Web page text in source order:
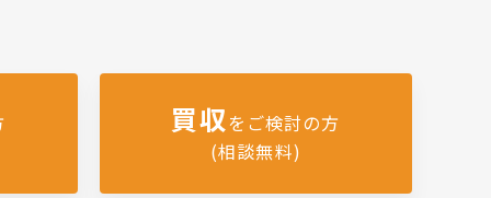
買収をご検討の方
(相談無料)